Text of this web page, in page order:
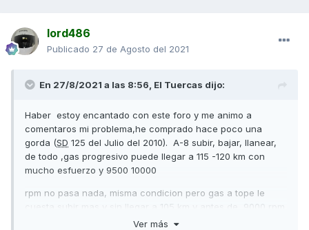
lord486
Publicado 27 de Agosto del 2021
En 27/8/2021 a las 8:56, El Tuercas dijo:
Haber estoy encantado con este foro y me animo a
comentaros mi problema,he comprado hace poco una
gorda (SD 125 del Julio del 2010). A-8 subir, bajar, llanear,
de todo ,gas progresivo puede llegar a 115 -120 km con
mucho esfuerzo y 9500 10000
rpm no pasa nada, misma condicion pero gas a tope le
cuesta subir mas y sin llegar a 105 km y antes de 9000 rpm
corta y se enciende el CELP no sale fallo, aflojo gas y le
Ver más